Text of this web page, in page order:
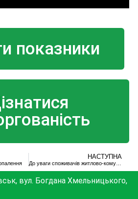
показники
НАСТУПНА
До уваги споживачів житлово-комунальних послуг: особливості підготовки будівель до опалювального періоду
вул. Богдана Хмельницького,